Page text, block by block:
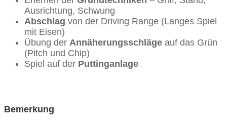
Ausrichtung, Schwung
Abschlag von der Driving Range (Langes Spiel
mit Eisen)
Übung der Annäherungsschläge auf das Grün
(Pitch und Chip)
Spiel auf der Puttinganlage
Bemerkung